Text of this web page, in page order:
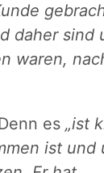
daher sind
waren,
es „ist
ist und